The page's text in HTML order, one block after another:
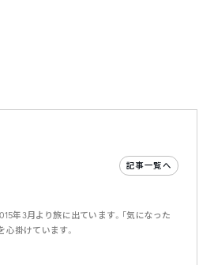
記事一覧へ
年3月より旅に出ています。「気になった
心掛けています。